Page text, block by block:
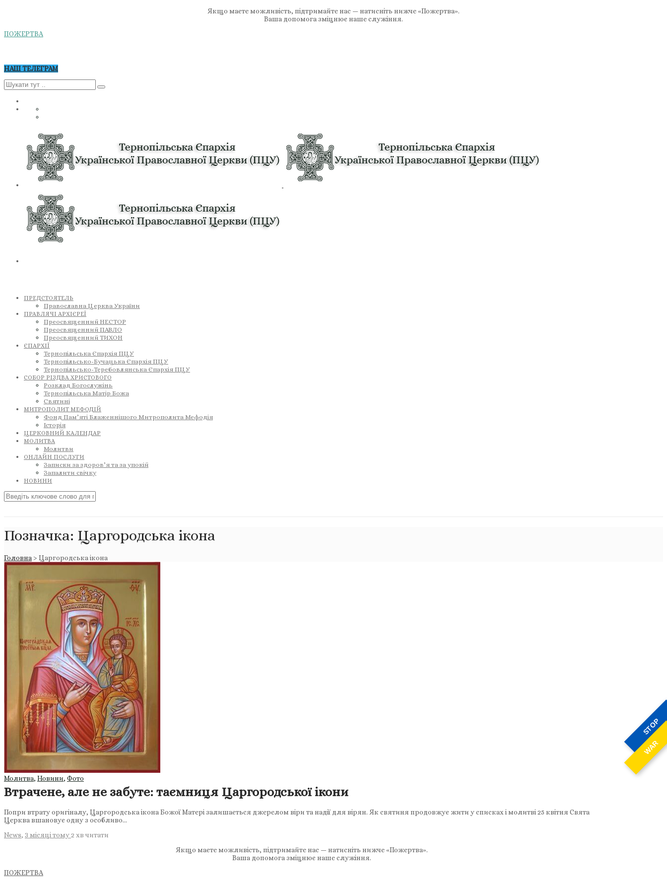
STOP
WAR
Якщо маєте можливість, підтримайте нас — натисніть нижче «Пожертва».
Ваша допомога зміцнює наше служіння.
ПОЖЕРТВА
НАШ ТЕЛЕГРАМ
ПРЕДСТОЯТЕЛЬ
Православна Церква України
ПРАВЛЯЧІ АРХІЄРЕЇ
Преосвященний НЕСТОР
Преосвященний ПАВЛО
Преосвященний ТИХОН
ЄПАРХІЇ
Тернопільська Єпархія ПЦУ
Тернопільсько-Бучацька Єпархія ПЦУ
Тернопільсько-Теребовлянська Єпархія ПЦУ
СОБОР РІЗДВА ХРИСТОВОГО
Розклад Богослужінь
Тернопільська Матір Божа
Святині
МИТРОПОЛИТ МЕФОДІЙ
Фонд Пам’яті Блаженнішого Митрополита Мефодія
Історія
ЦЕРКОВНИЙ КАЛЕНДАР
МОЛИТВА
Молитви
ОНЛАЙН ПОСЛУГИ
Записки за здоров’я та за упокій
Запалити свічку
НОВИНИ
Позначка: Царгородська ікона
Головна > Царгородська ікона
Молитва, Новини, Фото
Втрачене, але не забуте: таємниця Царгородської ікони
Попри втрату оригіналу, Царгородська ікона Божої Матері залишається джерелом віри та надії для вірян. Як святиня продовжує жити у списках і молитві 25 квітня Свята
Церква вшановує одну з особливо…
News, 3 місяці тому 2 хв читати
Якщо маєте можливість, підтримайте нас — натисніть нижче «Пожертва».
Ваша допомога зміцнює наше служіння.
ПОЖЕРТВА